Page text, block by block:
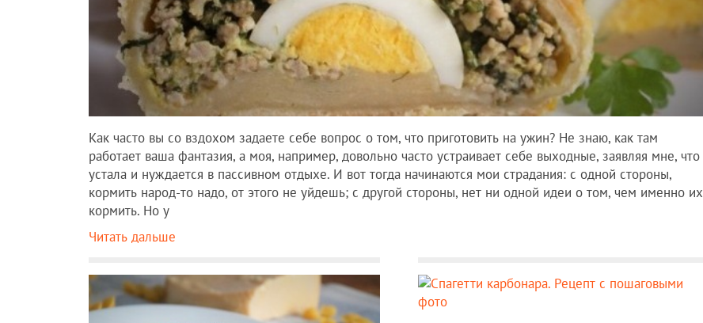
Как часто вы со вздохом задаете себе вопрос о том, что приготовить на ужин? Не знаю, как там
работает ваша фантазия, а моя, например, довольно часто устраивает себе выходные, заявляя мне, что
устала и нуждается в пассивном отдыхе. И вот тогда начинаются мои страдания: с одной стороны,
кормить народ-то надо, от этого не уйдешь; с другой стороны, нет ни одной идеи о том, чем именно их
кормить. Но у
Читать дальше